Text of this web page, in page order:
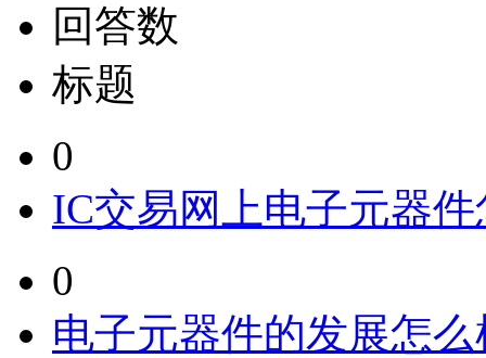
回答数
标题
0
IC交易网上电子元器
0
电子元器件的发展怎么